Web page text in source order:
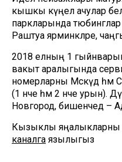
кышкы күңел ачулар
паркларында тюбинглар
Раштуа ярминкәләре,
2018 елның 1
вакыт аралыгында
номерларны Мәскәүдә
(1 нче һәм 2 нче урын).
Новгород, бишенчедә –
Кызыклы яңалыкларны
каналга язылыгыз